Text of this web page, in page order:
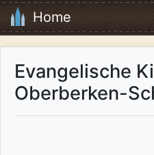
Home
Evangelische
Oberberken-